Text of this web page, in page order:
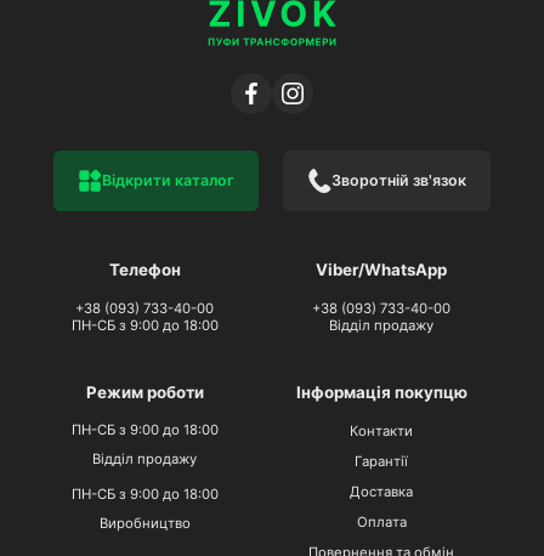
Телефон
+38 (093) 733-40-00
ПН-СБ з 9:00 до 18:00
Viber/WhatsApp
+38 (093) 733-40-00
Відділ продажу
Режим роботи
ПН-СБ з 9:00 до 18:00
Відділ продажу
ПН-СБ з 9:00 до 18:00
Виробництво
Інформація покупцю
Контакти
Гарантії
Доставка
Оплата
Повернення та обмін
Відкрити каталог Зворотній зв'язок